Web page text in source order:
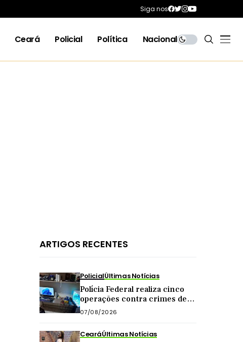
Siga nos
Ceará Policial Política Nacional
ARTIGOS RECENTES
PolicialÚltimas Notícias
Polícia Federal realiza cinco
operações contra crimes de
abuso sexual infantil na
internet
07/08/2026
CearáÚltimas Notícias